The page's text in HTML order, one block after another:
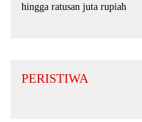
hingga ratusan juta rupiah
PERISTIWA